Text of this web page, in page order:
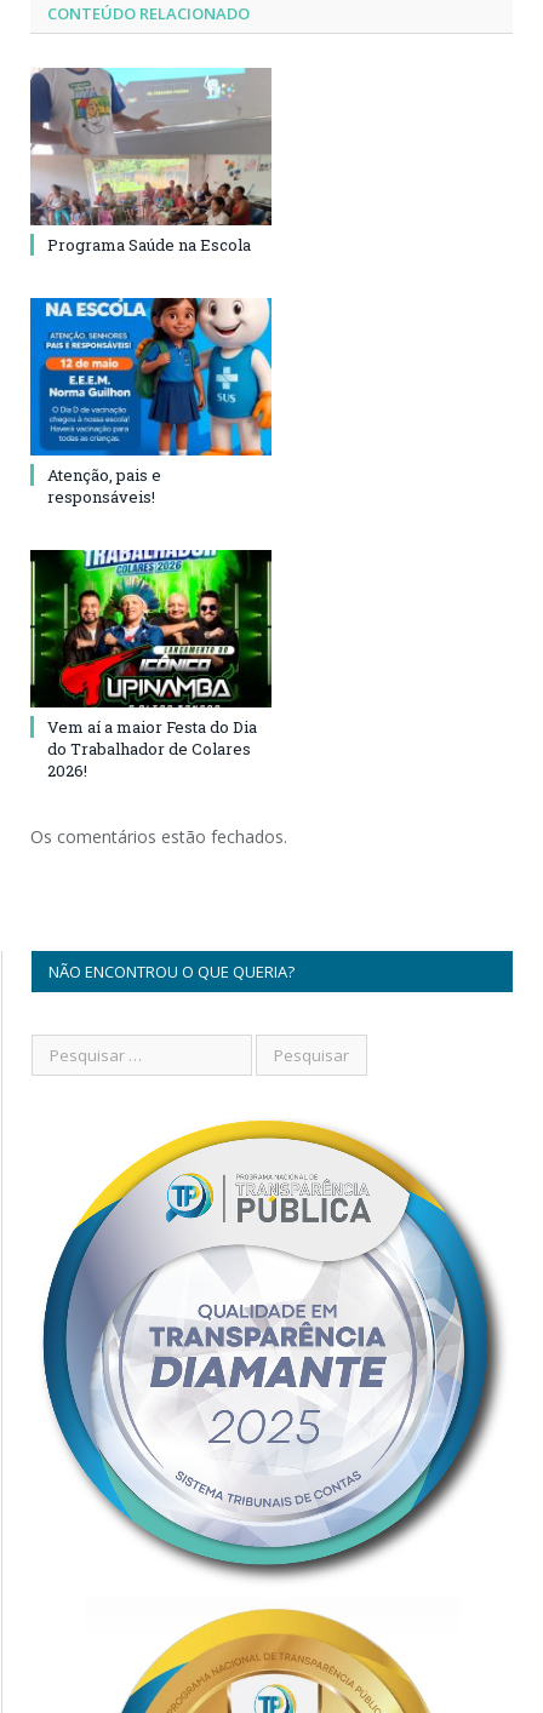
CONTEÚDO RELACIONADO
Programa Saúde na Escola
Atenção, pais e
responsáveis!
Vem aí a maior Festa do Dia
do Trabalhador de Colares
2026!
Os comentários estão fechados.
NÃO ENCONTROU O QUE QUERIA?